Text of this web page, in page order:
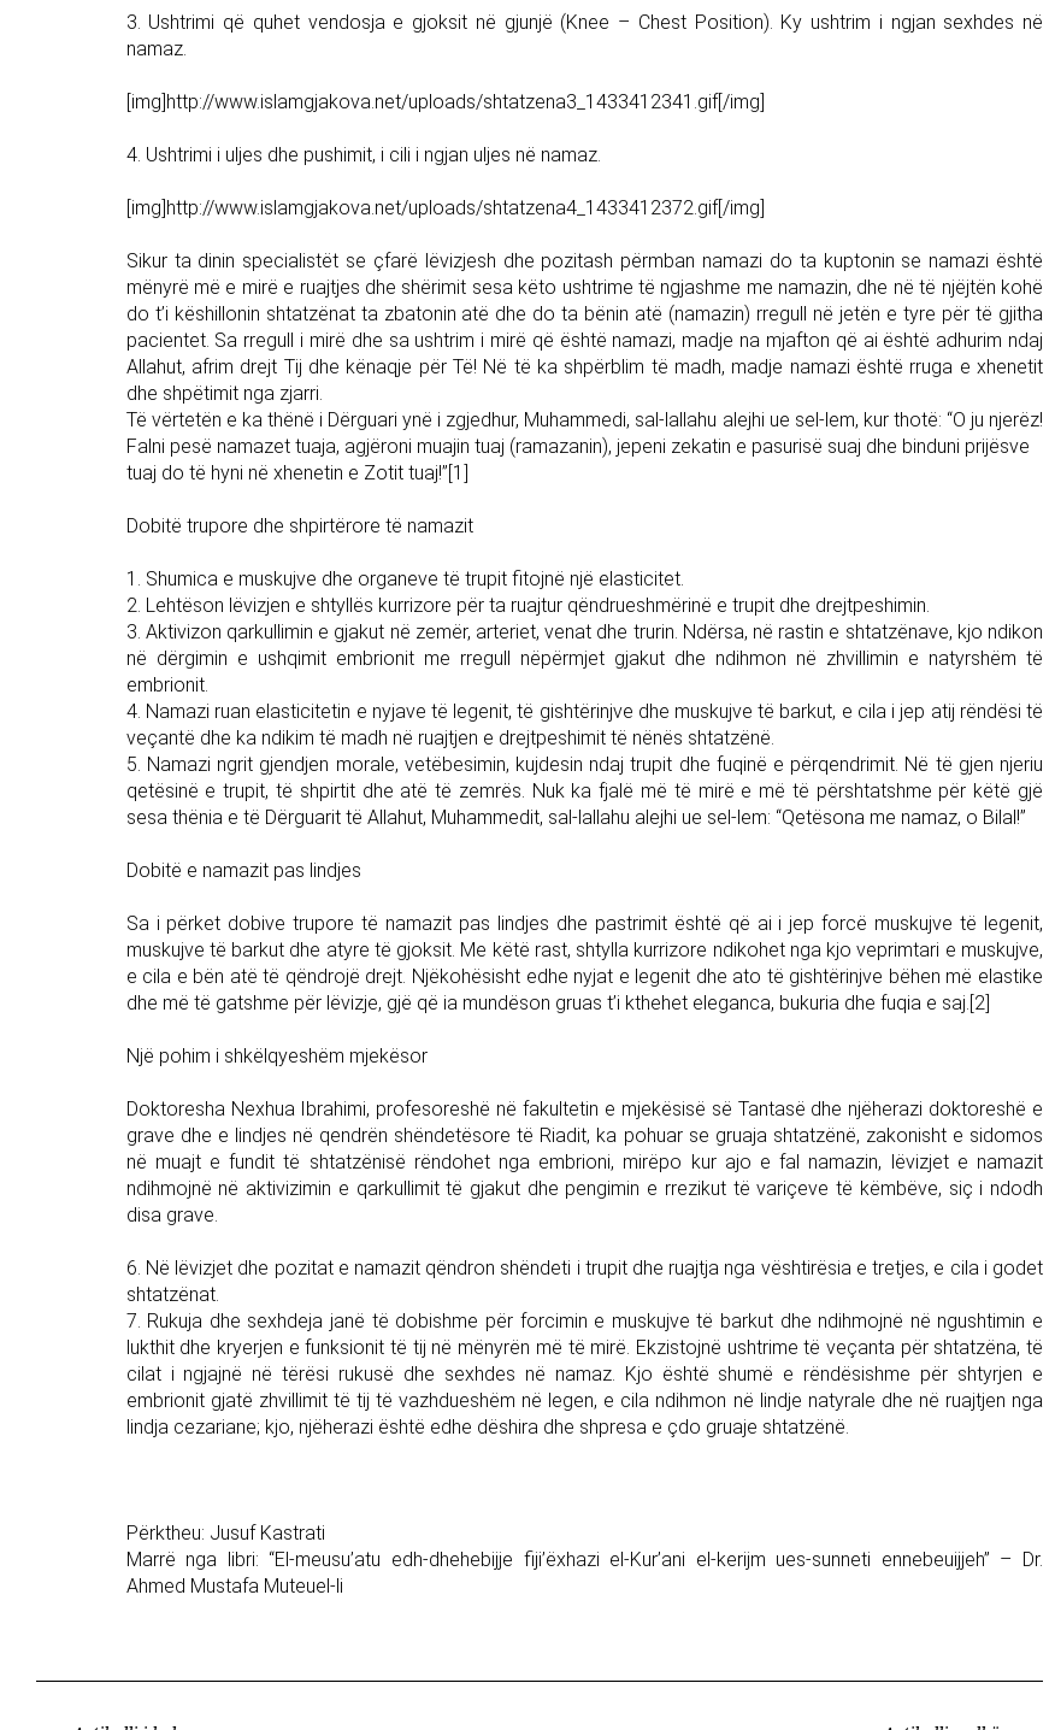
3. Ushtrimi që quhet vendosja e gjoksit në gjunjë (Knee – Chest Position). Ky ushtrim i ngjan sexhdes në
namaz.
[img]http://www.islamgjakova.net/uploads/shtatzena3_1433412341.gif[/img]
4. Ushtrimi i uljes dhe pushimit, i cili i ngjan uljes në namaz.
[img]http://www.islamgjakova.net/uploads/shtatzena4_1433412372.gif[/img]
Sikur ta dinin specialistët se çfarë lëvizjesh dhe pozitash përmban namazi do ta kuptonin se namazi është
mënyrë më e mirë e ruajtjes dhe shërimit sesa këto ushtrime të ngjashme me namazin, dhe në të njëjtën kohë
do t’i këshillonin shtatzënat ta zbatonin atë dhe do ta bënin atë (namazin) rregull në jetën e tyre për të gjitha
pacientet. Sa rregull i mirë dhe sa ushtrim i mirë që është namazi, madje na mjafton që ai është adhurim ndaj
Allahut, afrim drejt Tij dhe kënaqje për Të! Në të ka shpërblim të madh, madje namazi është rruga e xhenetit
dhe shpëtimit nga zjarri.
Të vërtetën e ka thënë i Dërguari ynë i zgjedhur, Muhammedi, sal-lallahu alejhi ue sel-lem, kur thotë: “O ju njerëz!
Falni pesë namazet tuaja, agjëroni muajin tuaj (ramazanin), jepeni zekatin e pasurisë suaj dhe binduni prijësve
tuaj do të hyni në xhenetin e Zotit tuaj!”[1]
Dobitë trupore dhe shpirtërore të namazit
1. Shumica e muskujve dhe organeve të trupit fitojnë një elasticitet.
2. Lehtëson lëvizjen e shtyllës kurrizore për ta ruajtur qëndrueshmërinë e trupit dhe drejtpeshimin.
3. Aktivizon qarkullimin e gjakut në zemër, arteriet, venat dhe trurin. Ndërsa, në rastin e shtatzënave, kjo ndikon
në dërgimin e ushqimit embrionit me rregull nëpërmjet gjakut dhe ndihmon në zhvillimin e natyrshëm të
embrionit.
4. Namazi ruan elasticitetin e nyjave të legenit, të gishtërinjve dhe muskujve të barkut, e cila i jep atij rëndësi të
veçantë dhe ka ndikim të madh në ruajtjen e drejtpeshimit të nënës shtatzënë.
5. Namazi ngrit gjendjen morale, vetëbesimin, kujdesin ndaj trupit dhe fuqinë e përqendrimit. Në të gjen njeriu
qetësinë e trupit, të shpirtit dhe atë të zemrës. Nuk ka fjalë më të mirë e më të përshtatshme për këtë gjë
sesa thënia e të Dërguarit të Allahut, Muhammedit, sal-lallahu alejhi ue sel-lem: “Qetësona me namaz, o Bilal!”
Dobitë e namazit pas lindjes
Sa i përket dobive trupore të namazit pas lindjes dhe pastrimit është që ai i jep forcë muskujve të legenit,
muskujve të barkut dhe atyre të gjoksit. Me këtë rast, shtylla kurrizore ndikohet nga kjo veprimtari e muskujve,
e cila e bën atë të qëndrojë drejt. Njëkohësisht edhe nyjat e legenit dhe ato të gishtërinjve bëhen më elastike
dhe më të gatshme për lëvizje, gjë që ia mundëson gruas t’i kthehet eleganca, bukuria dhe fuqia e saj.[2]
Një pohim i shkëlqyeshëm mjekësor
Doktoresha Nexhua Ibrahimi, profesoreshë në fakultetin e mjekësisë së Tantasë dhe njëherazi doktoreshë e
grave dhe e lindjes në qendrën shëndetësore të Riadit, ka pohuar se gruaja shtatzënë, zakonisht e sidomos
në muajt e fundit të shtatzënisë rëndohet nga embrioni, mirëpo kur ajo e fal namazin, lëvizjet e namazit
ndihmojnë në aktivizimin e qarkullimit të gjakut dhe pengimin e rrezikut të variçeve të këmbëve, siç i ndodh
disa grave.
6. Në lëvizjet dhe pozitat e namazit qëndron shëndeti i trupit dhe ruajtja nga vështirësia e tretjes, e cila i godet
shtatzënat.
7. Rukuja dhe sexhdeja janë të dobishme për forcimin e muskujve të barkut dhe ndihmojnë në ngushtimin e
lukthit dhe kryerjen e funksionit të tij në mënyrën më të mirë. Ekzistojnë ushtrime të veçanta për shtatzëna, të
cilat i ngjajnë në tërësi rukusë dhe sexhdes në namaz. Kjo është shumë e rëndësishme për shtyrjen e
embrionit gjatë zhvillimit të tij të vazhdueshëm në legen, e cila ndihmon në lindje natyrale dhe në ruajtjen nga
lindja cezariane; kjo, njëherazi është edhe dëshira dhe shpresa e çdo gruaje shtatzënë.
Përktheu: Jusuf Kastrati
Marrë nga libri: “El-meusu’atu edh-dhehebijje fiji’ëxhazi el-Kur’ani el-kerijm ues-sunneti ennebeuijjeh” – Dr.
Ahmed Mustafa Muteuel-li